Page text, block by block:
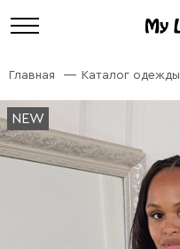
Главная Каталог одежды
NEW
NEW